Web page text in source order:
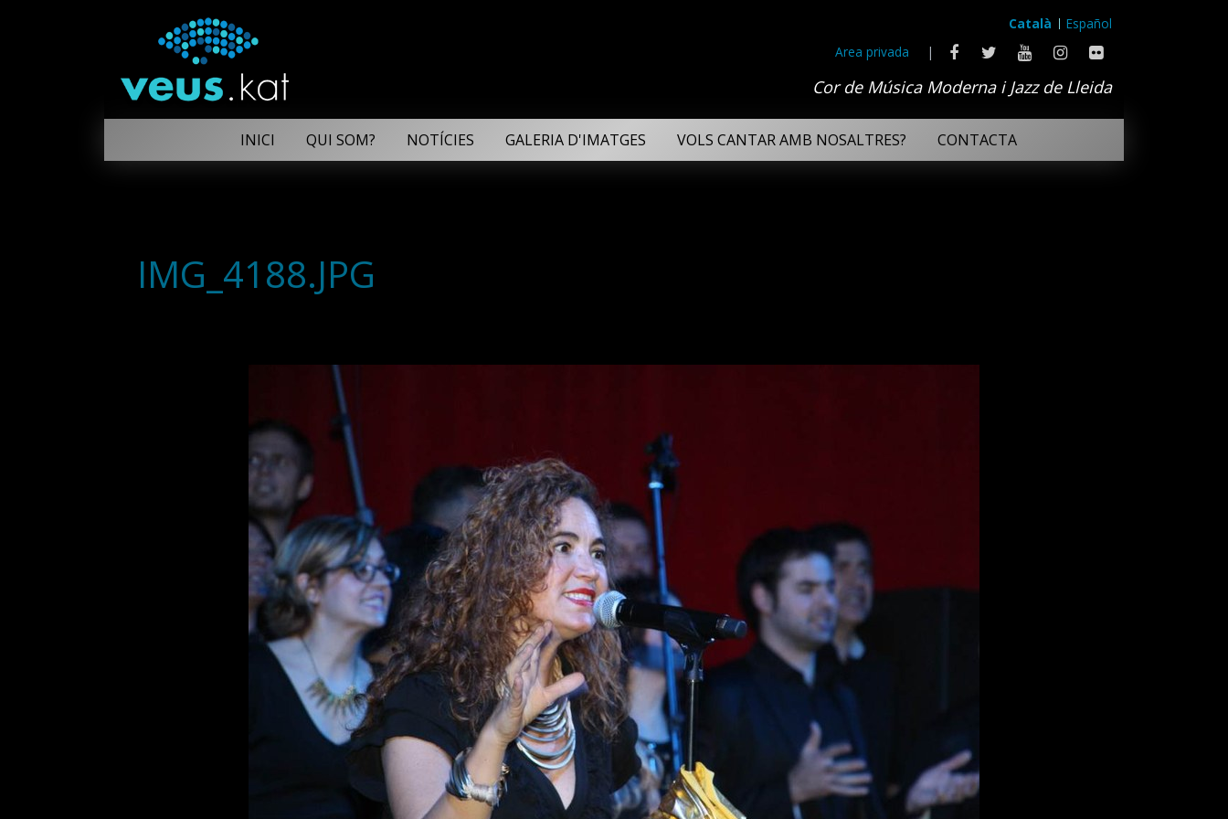
Català
Español
Area privada
|
Cor de Música Moderna i Jazz de Lleida
INICI QUI SOM? NOTÍCIES GALERIA D'IMATGES VOLS CANTAR AMB NOSALTRES? CONTACTA
IMG_4188.JPG